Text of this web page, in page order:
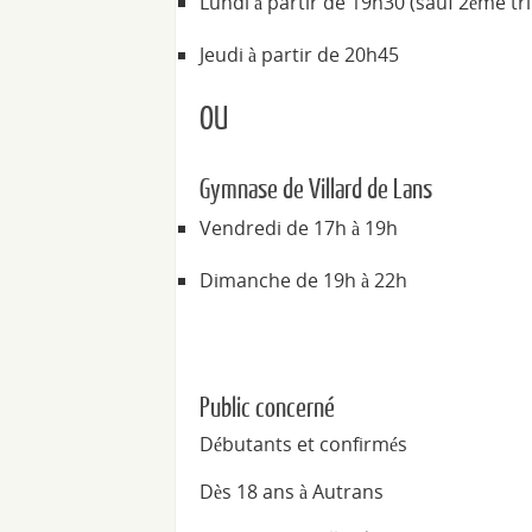
Jeudi à partir de 20h45
OU
Gymnase de Villard de Lans
Vendredi de 17h à 19h
Dimanche de 19h à 22h
Public concerné
Débutants et confirmés
Dès 18 ans à Autrans